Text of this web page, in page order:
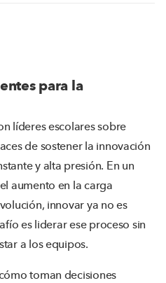
para la
líderes escolares sobre
de sostener la innovación
y alta presión. En un
aumento en la carga
innovar ya no es
es liderar ese proceso sin
a los equipos.
toman decisiones